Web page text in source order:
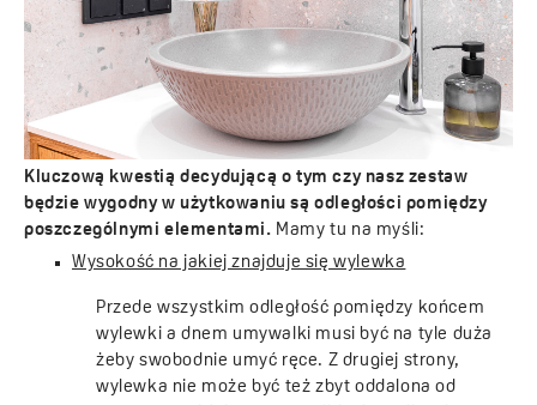
Kluczową kwestią decydującą o tym czy nasz zestaw
będzie wygodny w użytkowaniu są odległości pomiędzy
poszczególnymi elementami. Mamy tu na myśli:
Wysokość na jakiej znajduje się wylewka
Przede wszystkim odległość pomiędzy końcem
wylewki a dnem umywalki musi być na tyle duża
żeby swobodnie umyć ręce. Z drugiej strony,
wylewka nie może być też zbyt oddalona od